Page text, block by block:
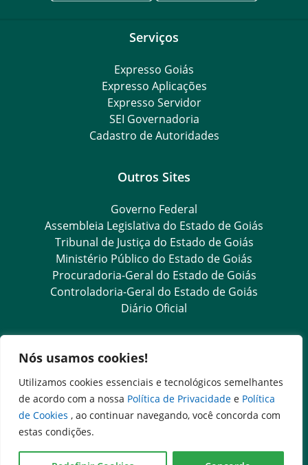
Nós usamos cookies!
Utilizamos cookies essenciais e tecnológicos semelhantes
de acordo com a nossa Política de Privacidade e Política
de Cookies , ao continuar navegando, você concorda com
estas condições.
Serviços
Expresso Goiás
Expresso Aplicações
Expresso Servidor
SEI Governadoria
Cadastro de Autoridades
Outros Sites
Governo Federal
Assembleia Legislativa do Estado de Goiás
Tribunal de Justiça do Estado de Goiás
Ministério Público do Estado de Goiás
Procuradoria-Geral do Estado de Goiás
Controladoria-Geral do Estado de Goiás
Diário Oficial
Transparência e Ouvidoria
LGPD
Goiás Transparência
Dados Abertos Goiás
SIC – Serviço de Informação ao Cidadão
e-SIC – Serviço Eletrônico de Informação ao Cidadão